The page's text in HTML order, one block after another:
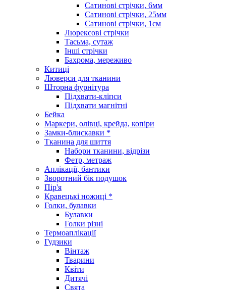
Сатинові стрічки, 6мм
Сатинові стрічки, 25мм
Сатинові стрічки, 1см
Люрексові стрічки
Тасьма, сутаж
Інші стрічки
Бахрома, мереживо
Китиці
Люверси для тканини
Шторна фурнітура
Підхвати-кліпси
Підхвати магнітні
Бейка
Маркери, олівці, крейда, копіри
Замки-блискавки *
Тканина для шиття
Набори тканини, відрізи
Фетр, метраж
Аплікації, бантики
Зворотний бік подушок
Пір'я
Кравецькі ножиці *
Голки, булавки
Булавки
Голки різні
Термоаплікації
Гудзики
Вінтаж
Тварини
Квіти
Дитячі
Свята